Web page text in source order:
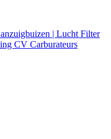
| Lucht Filter
CV Carburateurs